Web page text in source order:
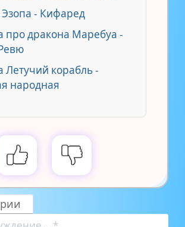
Эзопа - Кифаред
про дракона Маребуа -
Летучий корабль -
народная